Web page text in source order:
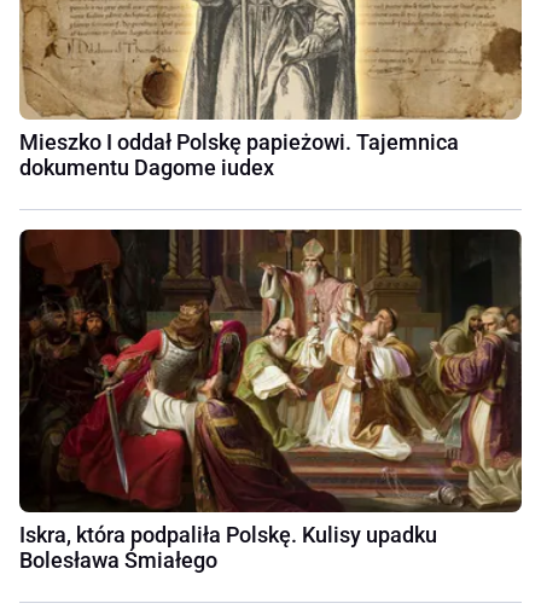
Mieszko I oddał Polskę papieżowi. Tajemnica
dokumentu Dagome iudex
Iskra, która podpaliła Polskę. Kulisy upadku
Bolesława Śmiałego